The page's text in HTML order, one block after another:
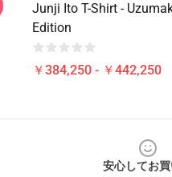
Junji Ito T-Shirt -
Edition
￥384,250 - ￥442,250
安心してお